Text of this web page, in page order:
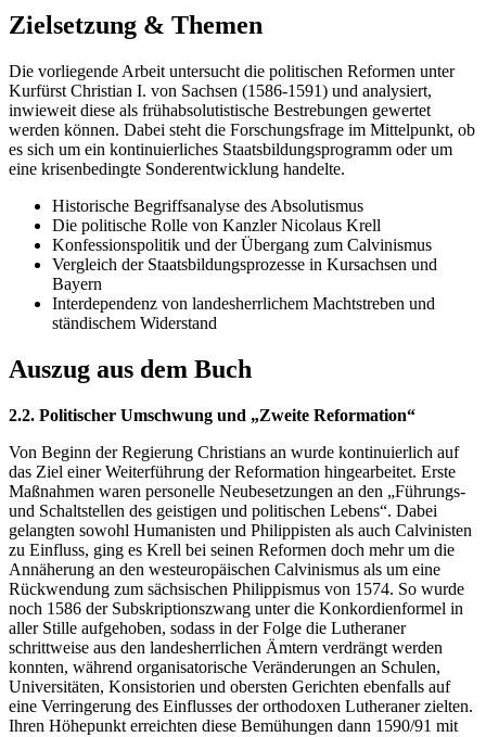
Zielsetzung & Themen
Die vorliegende Arbeit untersucht die politischen Reformen unter
Kurfürst Christian I. von Sachsen (1586-1591) und analysiert,
inwieweit diese als frühabsolutistische Bestrebungen gewertet
werden können. Dabei steht die Forschungsfrage im Mittelpunkt, ob
es sich um ein kontinuierliches Staatsbildungsprogramm oder um
eine krisenbedingte Sonderentwicklung handelte.
Historische Begriffsanalyse des Absolutismus
Die politische Rolle von Kanzler Nicolaus Krell
Konfessionspolitik und der Übergang zum Calvinismus
Vergleich der Staatsbildungsprozesse in Kursachsen und
Bayern
Interdependenz von landesherrlichem Machtstreben und
ständischem Widerstand
Auszug aus dem Buch
2.2. Politischer Umschwung und „Zweite Reformation“
Von Beginn der Regierung Christians an wurde kontinuierlich auf
das Ziel einer Weiterführung der Reformation hingearbeitet. Erste
Maßnahmen waren personelle Neubesetzungen an den „Führungs-
und Schaltstellen des geistigen und politischen Lebens“. Dabei
gelangten sowohl Humanisten und Philippisten als auch Calvinisten
zu Einfluss, ging es Krell bei seinen Reformen doch mehr um die
Annäherung an den westeuropäischen Calvinismus als um eine
Rückwendung zum sächsischen Philippismus von 1574. So wurde
noch 1586 der Subskriptionszwang unter die Konkordienformel in
aller Stille aufgehoben, sodass in der Folge die Lutheraner
schrittweise aus den landesherrlichen Ämtern verdrängt werden
konnten, während organisatorische Veränderungen an Schulen,
Universitäten, Konsistorien und obersten Gerichten ebenfalls auf
eine Verringerung des Einflusses der orthodoxen Lutheraner zielten.
Ihren Höhepunkt erreichten diese Bemühungen dann 1590/91 mit